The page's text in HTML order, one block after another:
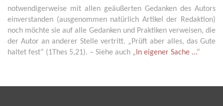
notwendigerweise mit allen geäußerten Gedanken des Autors
einverstanden (ausgenommen natürlich Artikel der Redaktion)
noch möchte sie auf alle Gedanken und Praktiken verweisen, die
der Autor an anderer Stelle vertritt. „Prüft aber alles, das Gute
haltet fest“ (1Thes 5,21). – Siehe auch „ In eigener Sache ...“